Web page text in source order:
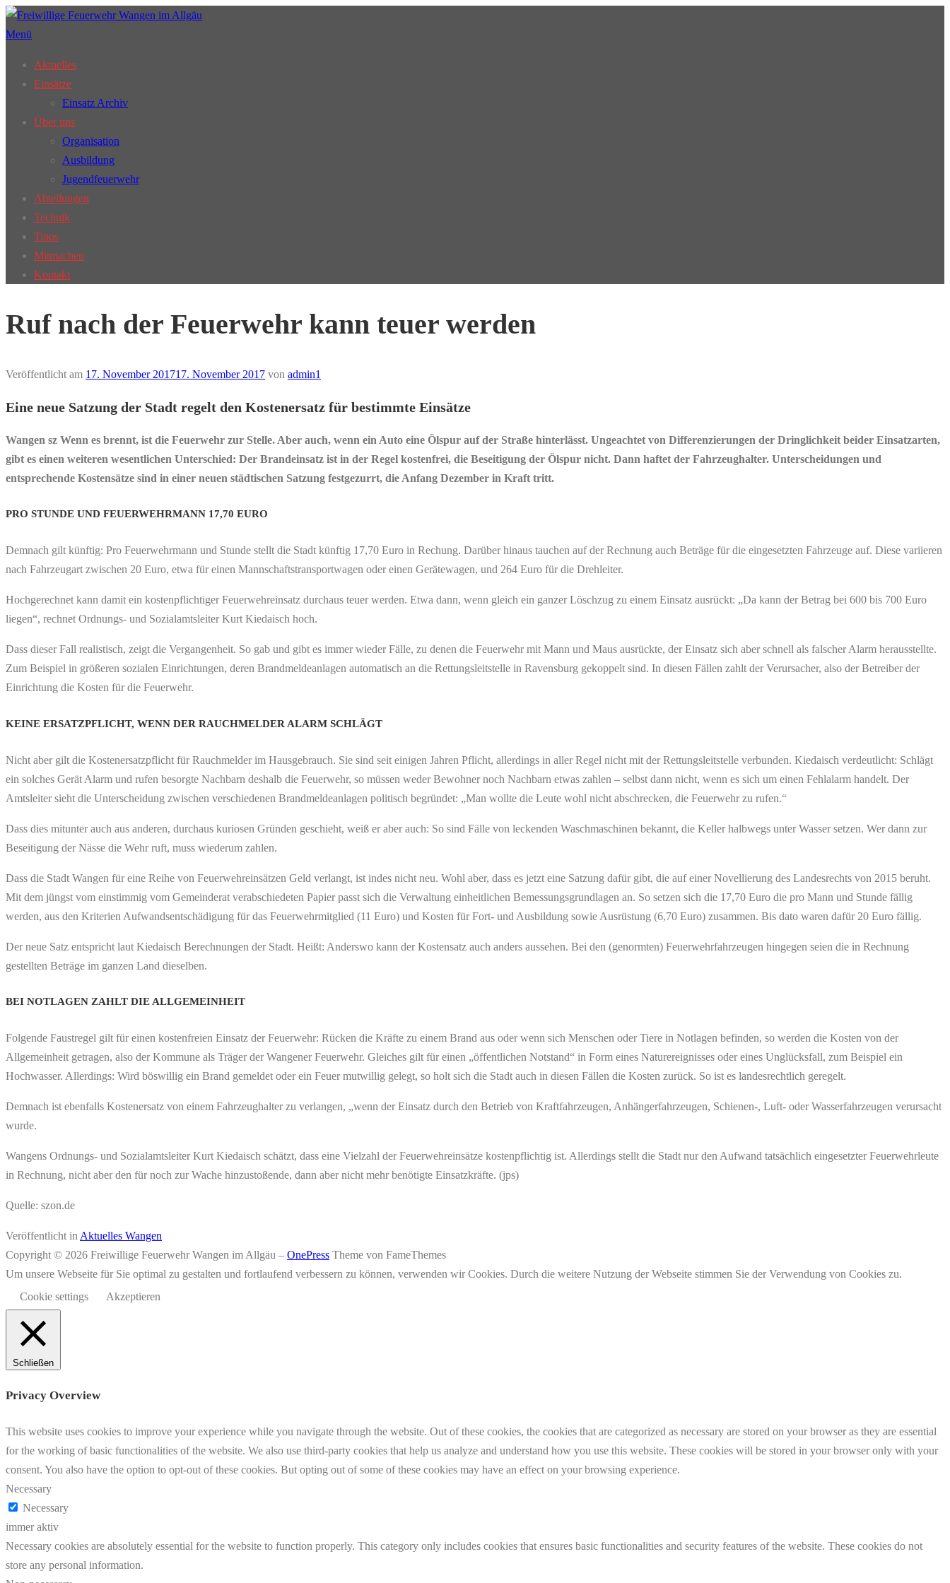
Zum
Inhalt
Menü
Aktuelles
Einsätze
Einsatz Archiv
Über uns
Organisation
Ausbildung
Jugendfeuerwehr
Abteilungen
Technik
Tipps
Mitmachen
Kontakt
Ruf nach der Feuerwehr kann teuer werden
Veröffentlicht am 17. November 201717. November 2017 von admin1
Eine neue Satzung der Stadt regelt den Kostenersatz für bestimmte Einsätze
Wangen sz Wenn es brennt, ist die Feuerwehr zur Stelle. Aber auch, wenn ein Auto eine Ölspur auf der Straße hinterlässt. Ungeachtet von Differenzierungen der Dringlichkeit beider Einsatzarten,
gibt es einen weiteren wesentlichen Unterschied: Der Brandeinsatz ist in der Regel kostenfrei, die Beseitigung der Ölspur nicht. Dann haftet der Fahrzeughalter. Unterscheidungen und
entsprechende Kostensätze sind in einer neuen städtischen Satzung festgezurrt, die Anfang Dezember in Kraft tritt.
PRO STUNDE UND FEUERWEHRMANN 17,70 EURO
Demnach gilt künftig: Pro Feuerwehrmann und Stunde stellt die Stadt künftig 17,70 Euro in Rechung. Darüber hinaus tauchen auf der Rechnung auch Beträge für die eingesetzten Fahrzeuge auf. Diese variieren
nach Fahrzeugart zwischen 20 Euro, etwa für einen Mannschaftstransportwagen oder einen Gerätewagen, und 264 Euro für die Drehleiter.
Hochgerechnet kann damit ein kostenpflichtiger Feuerwehreinsatz durchaus teuer werden. Etwa dann, wenn gleich ein ganzer Löschzug zu einem Einsatz ausrückt: „Da kann der Betrag bei 600 bis 700 Euro
liegen“, rechnet Ordnungs- und Sozialamtsleiter Kurt Kiedaisch hoch.
Dass dieser Fall realistisch, zeigt die Vergangenheit. So gab und gibt es immer wieder Fälle, zu denen die Feuerwehr mit Mann und Maus ausrückte, der Einsatz sich aber schnell als falscher Alarm herausstellte.
Zum Beispiel in größeren sozialen Einrichtungen, deren Brandmeldeanlagen automatisch an die Rettungsleitstelle in Ravensburg gekoppelt sind. In diesen Fällen zahlt der Verursacher, also der Betreiber der
Einrichtung die Kosten für die Feuerwehr.
KEINE ERSATZPFLICHT, WENN DER RAUCHMELDER ALARM SCHLÄGT
Nicht aber gilt die Kostenersatzpflicht für Rauchmelder im Hausgebrauch. Sie sind seit einigen Jahren Pflicht, allerdings in aller Regel nicht mit der Rettungsleitstelle verbunden. Kiedaisch verdeutlicht: Schlägt
ein solches Gerät Alarm und rufen besorgte Nachbarn deshalb die Feuerwehr, so müssen weder Bewohner noch Nachbarn etwas zahlen – selbst dann nicht, wenn es sich um einen Fehlalarm handelt. Der
Amtsleiter sieht die Unterscheidung zwischen verschiedenen Brandmeldeanlagen politisch begründet: „Man wollte die Leute wohl nicht abschrecken, die Feuerwehr zu rufen.“
Dass dies mitunter auch aus anderen, durchaus kuriosen Gründen geschieht, weiß er aber auch: So sind Fälle von leckenden Waschmaschinen bekannt, die Keller halbwegs unter Wasser setzen. Wer dann zur
Beseitigung der Nässe die Wehr ruft, muss wiederum zahlen.
Dass die Stadt Wangen für eine Reihe von Feuerwehreinsätzen Geld verlangt, ist indes nicht neu. Wohl aber, dass es jetzt eine Satzung dafür gibt, die auf einer Novellierung des Landesrechts von 2015 beruht.
Mit dem jüngst vom einstimmig vom Gemeinderat verabschiedeten Papier passt sich die Verwaltung einheitlichen Bemessungsgrundlagen an. So setzen sich die 17,70 Euro die pro Mann und Stunde fällig
werden, aus den Kriterien Aufwandsentschädigung für das Feuerwehrmitglied (11 Euro) und Kosten für Fort- und Ausbildung sowie Ausrüstung (6,70 Euro) zusammen. Bis dato waren dafür 20 Euro fällig.
Der neue Satz entspricht laut Kiedaisch Berechnungen der Stadt. Heißt: Anderswo kann der Kostensatz auch anders aussehen. Bei den (genormten) Feuerwehrfahrzeugen hingegen seien die in Rechnung
gestellten Beträge im ganzen Land dieselben.
BEI NOTLAGEN ZAHLT DIE ALLGEMEINHEIT
Folgende Faustregel gilt für einen kostenfreien Einsatz der Feuerwehr: Rücken die Kräfte zu einem Brand aus oder wenn sich Menschen oder Tiere in Notlagen befinden, so werden die Kosten von der
Allgemeinheit getragen, also der Kommune als Träger der Wangener Feuerwehr. Gleiches gilt für einen „öffentlichen Notstand“ in Form eines Naturereignisses oder eines Unglücksfall, zum Beispiel ein
Hochwasser. Allerdings: Wird böswillig ein Brand gemeldet oder ein Feuer mutwillig gelegt, so holt sich die Stadt auch in diesen Fällen die Kosten zurück. So ist es landesrechtlich geregelt.
Demnach ist ebenfalls Kostenersatz von einem Fahrzeughalter zu verlangen, „wenn der Einsatz durch den Betrieb von Kraftfahrzeugen, Anhängerfahrzeugen, Schienen-, Luft- oder Wasserfahrzeugen verursacht
wurde.
Wangens Ordnungs- und Sozialamtsleiter Kurt Kiedaisch schätzt, dass eine Vielzahl der Feuerwehreinsätze kostenpflichtig ist. Allerdings stellt die Stadt nur den Aufwand tatsächlich eingesetzter Feuerwehrleute
in Rechnung, nicht aber den für noch zur Wache hinzustoßende, dann aber nicht mehr benötigte Einsatzkräfte. (jps)
Quelle: szon.de
Veröffentlicht in Aktuelles Wangen
Copyright © 2026 Freiwillige Feuerwehr Wangen im Allgäu – OnePress Theme von FameThemes
Um unsere Webseite für Sie optimal zu gestalten und fortlaufend verbessern zu können, verwenden wir Cookies. Durch die weitere Nutzung der Webseite stimmen Sie der Verwendung von Cookies zu.
Cookie settings
Akzeptieren
Schließen
Privacy Overview
This website uses cookies to improve your experience while you navigate through the website. Out of these cookies, the cookies that are categorized as necessary are stored on your browser as they are essential
for the working of basic functionalities of the website. We also use third-party cookies that help us analyze and understand how you use this website. These cookies will be stored in your browser only with your
consent. You also have the option to opt-out of these cookies. But opting out of some of these cookies may have an effect on your browsing experience.
Necessary
Necessary
immer aktiv
Necessary cookies are absolutely essential for the website to function properly. This category only includes cookies that ensures basic functionalities and security features of the website. These cookies do not
store any personal information.